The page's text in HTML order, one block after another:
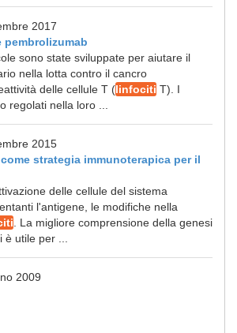
2017
pembrolizumab
sono state sviluppate per aiutare il
nella lotta contro il cancro
delle cellule T (linfociti T). I
regolati nella loro ...
2015
strategia immunoterapica per il
delle cellule del sistema
l'antigene, le modifiche nella
. La migliore comprensione della genesi
utile per ...
2009